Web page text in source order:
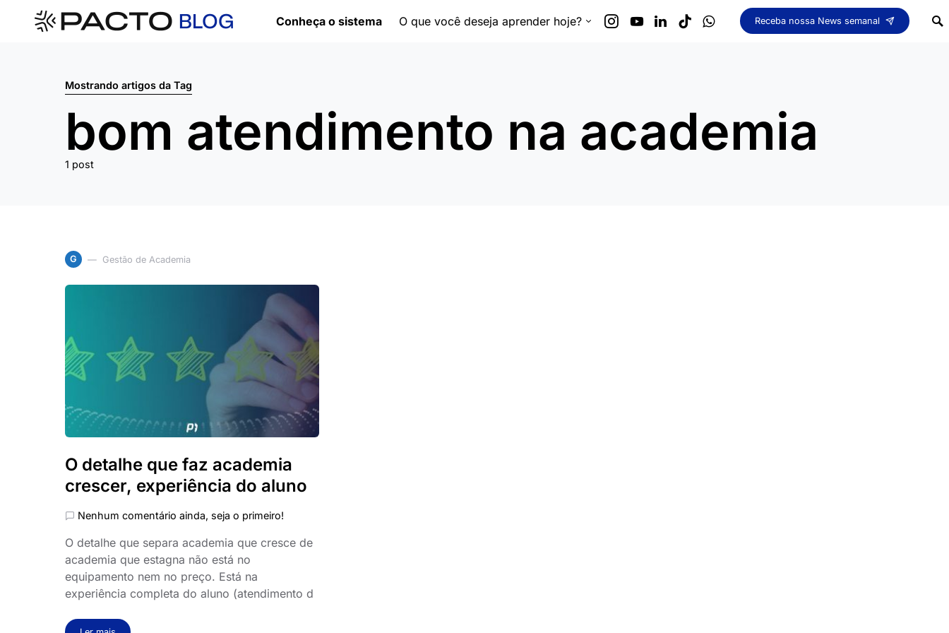
Conheça o sistema O que você deseja aprender hoje? Receba nossa News semanal
Mostrando artigos da Tag
bom atendimento na academia
1 post
G Gestão de Academia
O detalhe que faz academia
crescer, experiência do aluno
Nenhum comentário ainda, seja o primeiro!
O detalhe que separa academia que cresce de
academia que estagna não está no
equipamento nem no preço. Está na
experiência completa do aluno (atendimento d